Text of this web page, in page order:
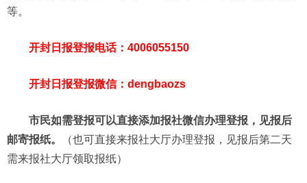
等。
开封 日报登报电话：4006055150
开封 日报登报微信：dengbaozs
市民如需登报可以直接添加报社微信办理登报，见报后
邮寄报纸。
（也可直接来报社大厅办理登报，见报后第二天
需来报社大厅领取报纸）